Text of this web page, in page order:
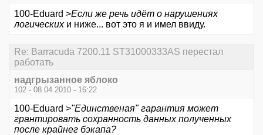
100-Eduard >Если же речь идёт о нарушениях
логическихи ниже... вот это я и имел ввиду.
Re: Barracuda 7200.11 ST31000333AS перестал
работать
надгрызанное яблоко
102 - 08.04.2010 - 16:22
100-Eduard >"Единственая" гарантия может
грантировать сохранность данных полученных
после крайнег бэкапа?